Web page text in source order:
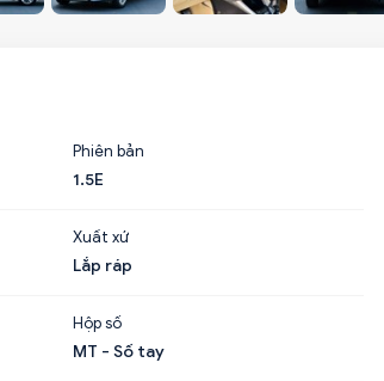
Phiên bản
1.5E
Xuất xứ
Lắp ráp
Hộp số
MT - Số tay